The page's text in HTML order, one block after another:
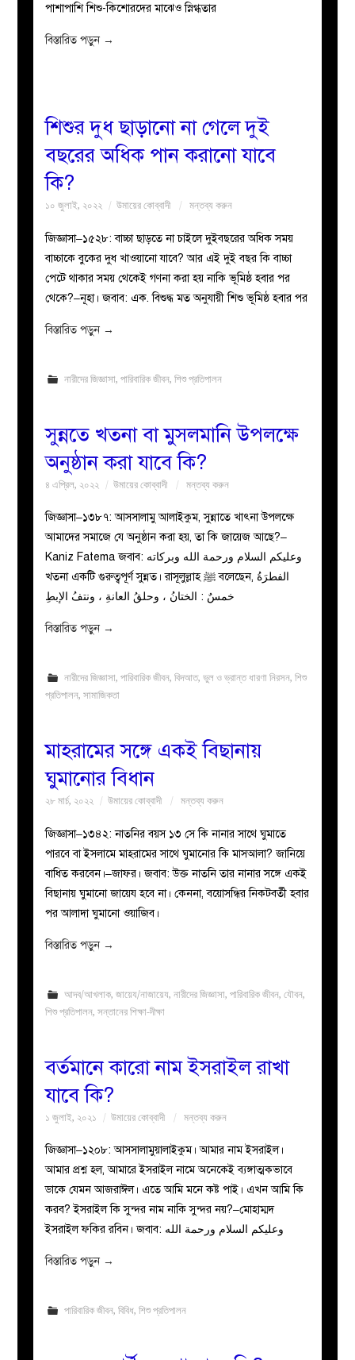
পাশাপাশি শিশু-কিশোরদের মাঝেও স্নিগ্ধতার
বিস্তারিত পড়ুন →
শিশুর দুধ ছাড়ানো না গেলে দুই
বছরের অধিক পান করানো যাবে
কি?
১০ জুলাই, ২০২২ উমায়ের কোব্বাদী মন্তব্য করুন
জিজ্ঞাসা–১৫২৮: বাচ্চা ছাড়তে না চাইলে দুইবছরের অধিক সময়
বাচ্চাকে বুকের দুধ খাওয়ানো যাবে? আর এই দুই বছর কি বাচ্চা
পেটে থাকার সময় থেকেই গণনা করা হয় নাকি ভূমিষ্ঠ হবার পর
থেকে?–নূহা। জবাব: এক. বিশুদ্ধ মত অনুযায়ী শিশু ভূমিষ্ঠ হবার পর
বিস্তারিত পড়ুন →
নারীদের জিজ্ঞাসা, পারিবারিক জীবন, শিশু প্রতিপালন
সুন্নতে খতনা বা মুসলমানি উপলক্ষে
অনুষ্ঠান করা যাবে কি?
৪ এপ্রিল, ২০২২ উমায়ের কোব্বাদী মন্তব্য করুন
জিজ্ঞাসা–১৩৮৭: আসসালামু আলাইকুম, সুন্নাতে খাৎনা উপলক্ষে
আমাদের সমাজে যে অনুষ্ঠান করা হয়, তা কি জায়েজ আছে?–
Kaniz Fatema জবাব: وعليكم السلام ورحمة الله وبركاته
খতনা একটি গুরুত্বপূর্ণ সুন্নত। রাসূলুল্লাহ ﷺ বলেছেন, الفطرَةُ
خمسٌ : الختانُ ، وحلقُ العانةِ ، ونتفُ الإبطِ
বিস্তারিত পড়ুন →
নারীদের জিজ্ঞাসা, পারিবারিক জীবন, বিদআত, ভুল ও ভ্রান্ত ধারণা নিরসন, শিশু
প্রতিপালন,সামাজিকতা
মাহরামের সঙ্গে একই বিছানায়
ঘুমানোর বিধান
২৮ মার্চ, ২০২২ উমায়ের কোব্বাদী মন্তব্য করুন
জিজ্ঞাসা–১৩৪২: নাতনির বয়স ১৩ সে কি নানার সাথে ঘুমাতে
পারবে বা ইসলামে মাহরামের সাথে ঘুমানোর কি মাসআলা? জানিয়ে
বাধিত করবেন।–জাফর। জবাব: উক্ত নাতনি তার নানার সঙ্গে একই
বিছানায় ঘুমানো জায়েয হবে না। কেননা, বয়োসন্ধির নিকটবর্তী হবার
পর আলাদা ঘুমানো ওয়াজিব।
বিস্তারিত পড়ুন →
আদব/আখলাক, জায়েয/নাজায়েয, নারীদের জিজ্ঞাসা, পারিবারিক জীবন, যৌবন,
শিশু প্রতিপালন,সন্তানের শিক্ষা-দীক্ষা
বর্তমানে কারো নাম ইসরাইল রাখা
যাবে কি?
১ জুলাই, ২০২১ উমায়ের কোব্বাদী মন্তব্য করুন
জিজ্ঞাসা–১২০৮: আসসালামুয়ালাইকুম। আমার নাম ইসরাইল।
আমার প্রশ্ন হল, আমারে ইসরাইল নামে অনেকেই ব্যঙ্গাত্মকভাবে
ডাকে যেমন আজরাঈল। এতে আমি মনে কষ্ট পাই। এখন আমি কি
করব? ইসরাইল কি সুন্দর নাম নাকি সুন্দর নয়?–মোহাম্মদ
ইসরাইল ফকির রবিন। জবাব: وعليكم السلام ورحمة الله
বিস্তারিত পড়ুন →
পারিবারিক জীবন, বিবিধ, শিশু প্রতিপালন